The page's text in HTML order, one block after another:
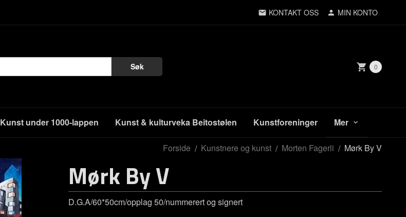
KONTAKT OSS MIN KONTO
Søk 0
Kunst under 1000-lappen Kunst & kulturveka Beitostølen Kunstforeninger Mer
Forside Kunstnere og kunst Morten Fagerli Mørk By V
Mørk By V
D.G.A/60*50cm/opplag 50/nummerert og signert